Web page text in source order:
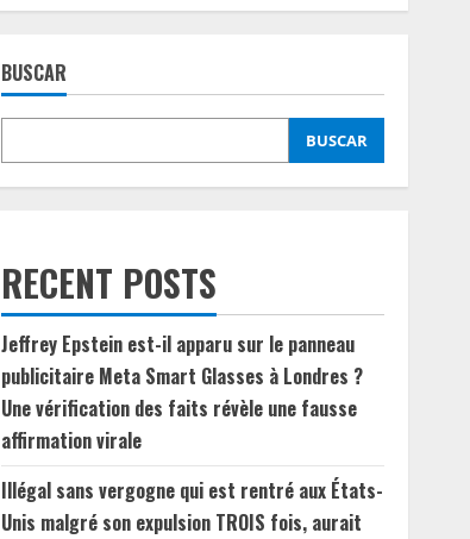
BUSCAR
BUSCAR
RECENT POSTS
Jeffrey Epstein est-il apparu sur le panneau
publicitaire Meta Smart Glasses à Londres ?
Une vérification des faits révèle une fausse
affirmation virale
Illégal sans vergogne qui est rentré aux États-
Unis malgré son expulsion TROIS fois, aurait